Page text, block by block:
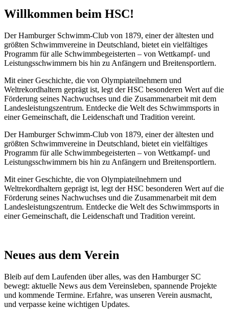
Willkommen beim HSC!
Der Hamburger Schwimm-Club von 1879, einer der ältesten und
größten Schwimmvereine in Deutschland, bietet ein vielfältiges
Programm für alle Schwimmbegeisterten – von Wettkampf- und
Leistungsschwimmern bis hin zu Anfängern und Breitensportlern.
Mit einer Geschichte, die von Olympiateilnehmern und
Weltrekordhaltern geprägt ist, legt der HSC besonderen Wert auf die
Förderung seines Nachwuchses und die Zusammenarbeit mit dem
Landesleistungszentrum. Entdecke die Welt des Schwimmsports in
einer Gemeinschaft, die Leidenschaft und Tradition vereint.
Der Hamburger Schwimm-Club von 1879, einer der ältesten und
größten Schwimmvereine in Deutschland, bietet ein vielfältiges
Programm für alle Schwimmbegeisterten – von Wettkampf- und
Leistungsschwimmern bis hin zu Anfängern und Breitensportlern.
Mit einer Geschichte, die von Olympiateilnehmern und
Weltrekordhaltern geprägt ist, legt der HSC besonderen Wert auf die
Förderung seines Nachwuchses und die Zusammenarbeit mit dem
Landesleistungszentrum. Entdecke die Welt des Schwimmsports in
einer Gemeinschaft, die Leidenschaft und Tradition vereint.
Neues aus dem Verein
Bleib auf dem Laufenden über alles, was den Hamburger SC
bewegt: aktuelle News aus dem Vereinsleben, spannende Projekte
und kommende Termine. Erfahre, was unseren Verein ausmacht,
und verpasse keine wichtigen Updates.